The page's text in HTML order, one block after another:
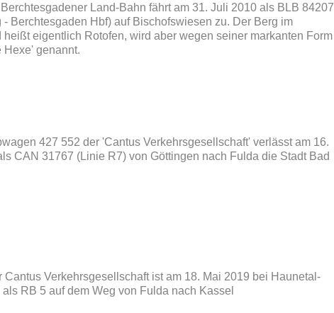
Land-Bahn fährt am 31. Juli 2010 als BLB 84207
- Berchtesgaden Hbf) auf Bischofswiesen zu. Der Berg im
heißt eigentlich Rotofen, wird aber wegen seiner markanten Form
Hexe' genannt.
427 552 der 'Cantus Verkehrsgesellschaft' verlässt am 16.
CAN 31767 (Linie R7) von Göttingen nach Fulda die Stadt Bad
Cantus Verkehrsgesellschaft ist am 18. Mai 2019 bei Haunetal-
RB 5 auf dem Weg von Fulda nach Kassel